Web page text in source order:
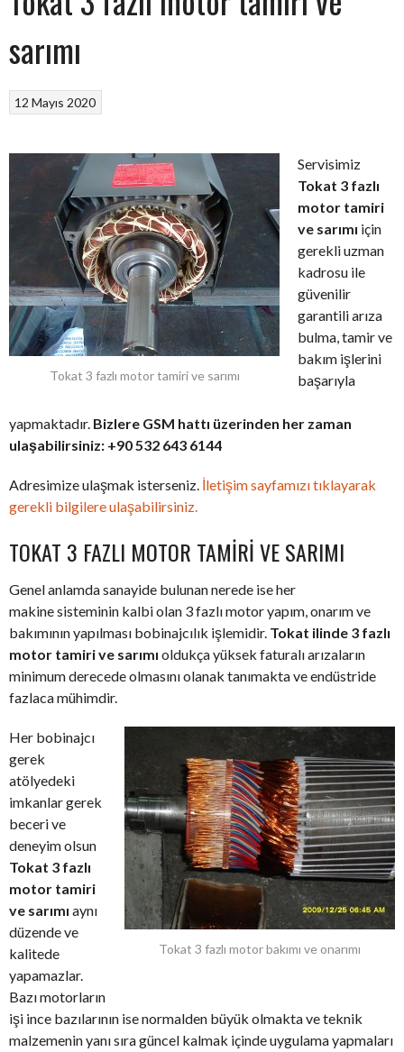
sarımı
12 Mayıs 2020
Tokat 3 fazlı motor tamiri ve sarımı
Servisimiz
Tokat 3 fazlı
motor tamiri
ve sarımı için
gerekli uzman
kadrosu ile
güvenilir
garantili arıza
bulma, tamir ve
bakım işlerini
başarıyla
yapmaktadır. Bizlere GSM hattı üzerinden her zaman
ulaşabilirsiniz: +90 532 643 6144
Adresimize ulaşmak isterseniz. İletişim sayfamızı tıklayarak
gerekli bilgilere ulaşabilirsiniz.
TOKAT 3 FAZLI MOTOR TAMIRI VE SARIMI
Genel anlamda sanayide bulunan nerede ise her
makine sisteminin kalbi olan 3 fazlı motor yapım, onarım ve
bakımının yapılması bobinajcılık işlemidir. Tokat ilinde 3 fazlı
motor tamiri ve sarımı oldukça yüksek faturalı arızaların
minimum derecede olmasını olanak tanımakta ve endüstride
fazlaca mühimdir.
Tokat 3 fazlı motor bakımı ve onarımı
Her bobinajcı
gerek
atölyedeki
imkanlar gerek
beceri ve
deneyim olsun
Tokat 3 fazlı
motor tamiri
ve sarımı aynı
düzende ve
kalitede
yapamazlar.
Bazı motorların
işi ince bazılarının ise normalden büyük olmakta ve teknik
malzemenin yanı sıra güncel kalmak içinde uygulama yapmaları